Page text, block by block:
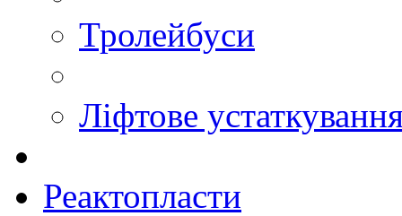
Тролейбуси
Ліфтове
Реактопласти